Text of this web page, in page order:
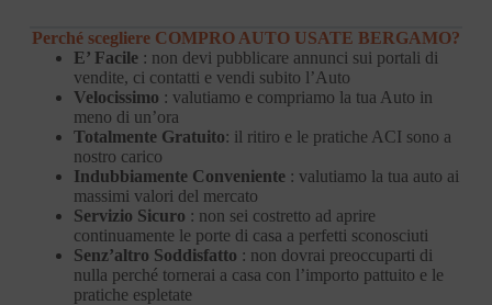
Perché scegliere COMPRO AUTO USATE BERGAMO?
E’ Facile: non devi pubblicare annunci sui portali di
vendite, ci contatti e vendi subito l’Auto
Velocissimo : valutiamo e compriamo la tua Auto in
meno di un’ora
Totalmente Gratuito: il ritiro e le pratiche ACI sono a
nostro carico
Indubbiamente Conveniente: valutiamo la tua auto ai
massimi valori del mercato
Servizio Sicuro : non sei costretto ad aprire
continuamente le porte di casa a perfetti sconosciuti
Senz’altro Soddisfatto : non dovrai preoccuparti di
nulla perché tornerai a casa con l’importo pattuito e le
pratiche espletate